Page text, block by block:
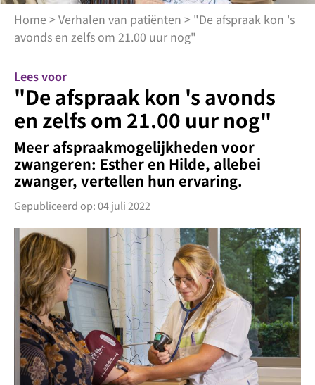
Home >Verhalen van patiënten > "De afspraak kon 's
avonds en zelfs om 21.00 uur nog"
Lees voor
"De afspraak kon 's avonds
en zelfs om 21.00 uur nog"
Meer afspraakmogelijkheden voor
zwangeren: Esther en Hilde, allebei
zwanger, vertellen hun ervaring.
Gepubliceerd op: 04 juli 2022